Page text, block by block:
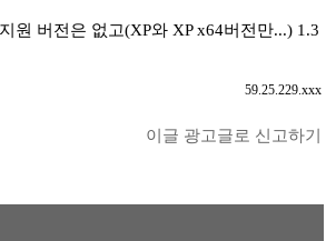
원 버전은 없고(XP와 XP x64버전만...) 1.3
59.25.229.xxx
이글 광고글로 신고하기